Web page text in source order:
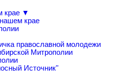
крае ▼
крае
православной молодежи
Митрополии
Источник"